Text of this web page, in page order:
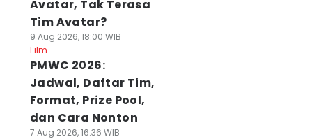
Avatar, Tak Terasa
Tim Avatar?
9 Aug 2026, 18:00 WIB
Film
PMWC 2026:
Jadwal, Daftar Tim,
Format, Prize Pool,
dan Cara Nonton
7 Aug 2026, 16:36 WIB